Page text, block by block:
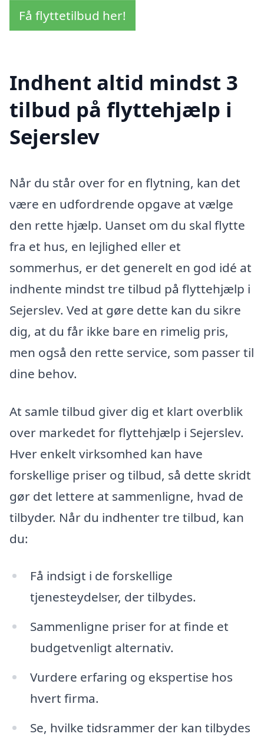
Få flyttetilbud her!
Indhent altid mindst 3
tilbud på flyttehjælp i
Sejerslev
Når du står over for en flytning, kan det
være en udfordrende opgave at vælge
den rette hjælp. Uanset om du skal flytte
fra et hus, en lejlighed eller et
sommerhus, er det generelt en god idé at
indhente mindst tre tilbud på flyttehjælp i
Sejerslev. Ved at gøre dette kan du sikre
dig, at du får ikke bare en rimelig pris,
men også den rette service, som passer til
dine behov.
At samle tilbud giver dig et klart overblik
over markedet for flyttehjælp i Sejerslev.
Hver enkelt virksomhed kan have
forskellige priser og tilbud, så dette skridt
gør det lettere at sammenligne, hvad de
tilbyder. Når du indhenter tre tilbud, kan
du:
Få indsigt i de forskellige
tjenesteydelser, der tilbydes.
Sammenligne priser for at finde et
budgetvenligt alternativ.
Vurdere erfaring og ekspertise hos
hvert firma.
Se, hvilke tidsrammer der kan tilbydes